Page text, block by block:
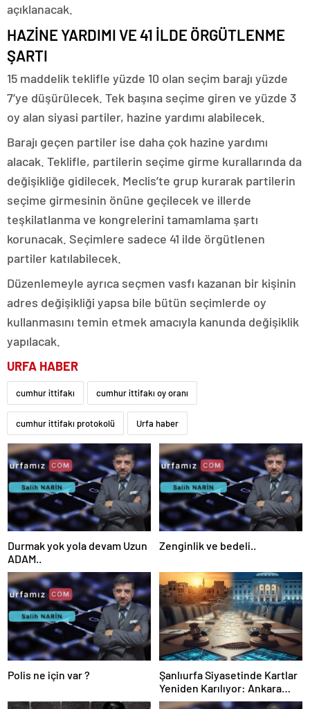
açıklanacak.
HAZİNE YARDIMI VE 41 İLDE ÖRGÜTLENME
ŞARTI
15 maddelik teklifle yüzde 10 olan seçim barajı yüzde
7’ye düşürülecek. Tek başına seçime giren ve yüzde 3
oy alan siyasi partiler, hazine yardımı alabilecek.
Barajı geçen partiler ise daha çok hazine yardımı
alacak. Teklifle, partilerin seçime girme kurallarında da
değişikliğe gidilecek. Meclis’te grup kurarak partilerin
seçime girmesinin önüne geçilecek ve illerde
teşkilatlanma ve kongrelerini tamamlama şartı
korunacak. Seçimlere sadece 41 ilde örgütlenen
partiler katılabilecek.
Düzenlemeyle ayrıca seçmen vasfı kazanan bir kişinin
adres değişikliği yapsa bile bütün seçimlerde oy
kullanmasını temin etmek amacıyla kanunda değişiklik
yapılacak.
URFA HABER
cumhur ittifakı cumhur ittifakı oy oranı
cumhur ittifakı protokolü Urfa haber
Durmak yok yola devam Uzun
ADAM..
Zenginlik ve bedeli..
Polis ne için var ?
Şanlıurfa Siyasetinde Kartlar
Yeniden Karılıyor: Ankara
Kulislere Ne Mesaj Gönderdi?